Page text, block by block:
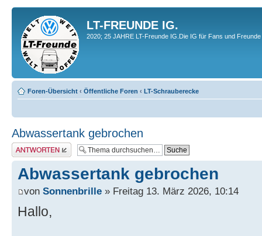
LT-FREUNDE IG.
2020; 25 JAHRE LT-Freunde IG.Die IG für Fans und
Foren-Übersicht ‹ Öffentliche Foren ‹ LT-Schrauberecke
Abwassertank gebrochen
Antwort erstellen
Abwassertank gebrochen
von Sonnenbrille » Freitag 13. März 2026, 10:14
Hallo,